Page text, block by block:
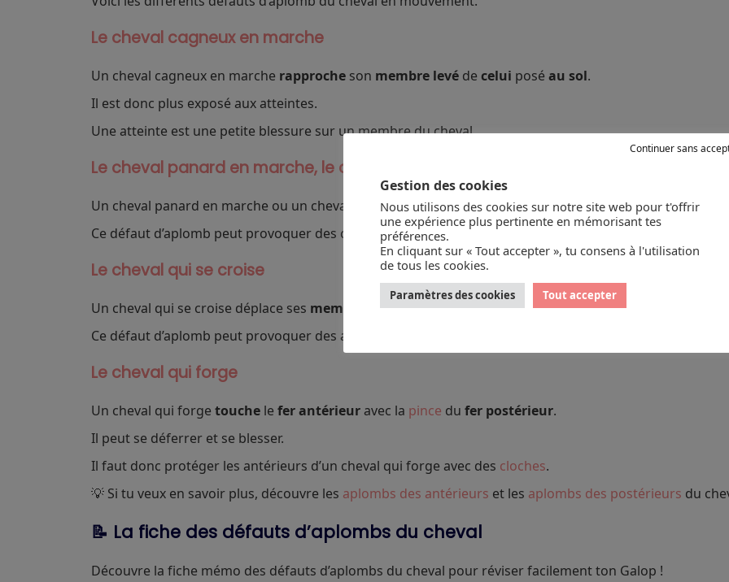
Le cheval cagneux en marche
Un cheval cagneux en marche rapproche son membre levé de celui posé au sol.
Il est donc plus exposé aux atteintes.
Une atteinte est une petite blessure sur un membre du cheval.
Le cheval panard en marche, le cheval qui billarde
Un cheval panard en marche ou un cheval qui billardejette ses antérieurs vers l’extérieurdans un
Ce défaut d’aplomb peut provoquer des chutes et une fatigue articulaire.
Le cheval qui se croise
Un cheval qui se croise déplace ses membres l’un devant l’autreen se croisant.
Ce défaut d’aplomb peut provoquer des atteintes et parfois des chutes.
Le cheval qui forge
Un cheval qui forge touche le ferantérieur avec la pince du fer postérieur.
Il peut se déferrer et se blesser.
Il faut donc protéger les antérieurs d’un cheval qui forge avec des cloches.
💡 Si tu veux en savoir plus, découvre les aplombs des antérieurs et les aplombs des postérieurs du
📝 La fiche des défauts d’aplombs du cheval
Découvre la fiche mémo des défauts d’aplombs du cheval pour réviser facilement ton Galop !
Gestion des cookies
Nous utilisons des cookies sur notre site web pour t'offrir
une expérience plus pertinente en mémorisant tes
préférences.
En cliquant sur « Tout accepter », tu consens à l'utilisation
de tous les cookies.
Paramètres des cookies Tout accepter
Continuer sans